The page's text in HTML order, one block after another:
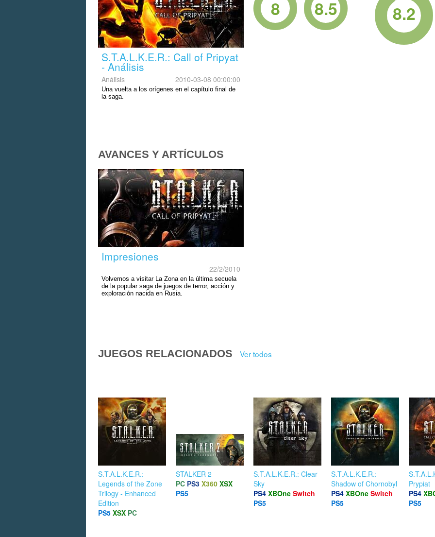
S.T.A.L.K.E.R.: Call of Pripyat
- Análisis
Análisis 2010-03-08 00:00:00
Una vuelta a los orígenes en el capítulo final de
la saga.
8 8.5 8.2
AVANCES Y ARTÍCULOS
Impresiones
22/2/2010
Volvemos a visitar La Zona en la última secuela
de la popular saga de juegos de terror, acción y
exploración nacida en Rusia.
JUEGOS RELACIONADOS Ver todos
S.T.A.L.K.E.R.:
Legends of the Zone
Trilogy - Enhanced
Edition
PS5 XSX PC
STALKER 2
PC PS3 X360 XSX
PS5
S.T.A.L.K.E.R.: Clear
Sky
PS4 XBOne Switch
PS5
S.T.A.L.K.E.R.:
Shadow of Chornobyl
PS4 XBOne Switch
PS5
Prypiat
PS4
PS5